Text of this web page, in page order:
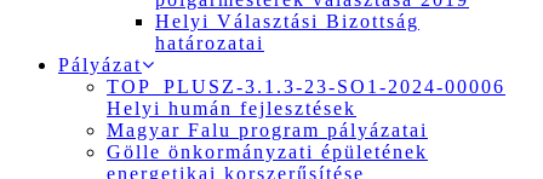
Helyi Választási Bizottság
határozatai
Pályázat
TOP_PLUSZ-3.1.3-23-SO1-2024-00006
Helyi humán fejlesztések
Magyar Falu program pályázatai
Gölle önkormányzati épületének
energetikai korszerűsítése